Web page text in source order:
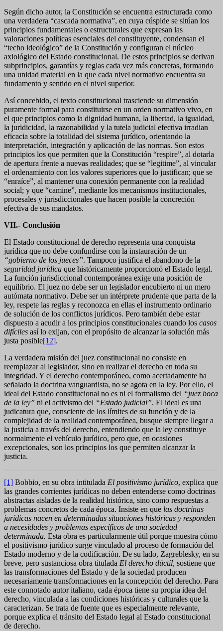
Según dicho autor, la Constitución se encuentra estructurada como
una verdadera “cascada normativa”, en cuya cúspide se sitúan los
principios fundamentales o estructurales que expresan las
valoraciones políticas esenciales del constituyente, condensan el
“techo ideológico” de la Constitución y configuran el núcleo
axiológico del Estado constitucional. De estos principios se derivan
subprincipios, garantías y reglas cada vez más concretas, formando
una unidad material en la que cada nivel normativo encuentra su
fundamento y sentido en el nivel superior.
Así concebido, el texto constitucional trasciende su dimensión
puramente formal para constituirse en un orden normativo vivo, en
el que principios como la dignidad humana, la libertad, la igualdad,
la juridicidad, la razonabilidad y la tutela judicial efectiva irradian
eficacia sobre la totalidad del sistema jurídico, orientando la
interpretación, integración y aplicación de las normas. Son estos
principios los que permiten que la Constitución “respire”, al dotarla
de apertura frente a nuevas realidades; que se “legitime”, al vincular
el ordenamiento con los valores superiores que lo justifican; que se
“enraíce”, al mantener una conexión permanente con la realidad
social; y que “camine”, mediante los mecanismos institucionales,
procesales y jurisdiccionales que hacen posible la concreción
efectiva de sus mandatos.
VII.- Conclusión
El Estado constitucional de derecho representa una conquista
jurídica que no debe confundirse con la instauración de un
“gobierno de los jueces”. Tampoco justifica el abandono de la
seguridad jurídica que históricamente proporcionó el Estado legal.
La función jurisdiccional contemporánea exige una posición de
equilibrio. El juez no debe ser un legislador encubierto ni un mero
autómata normativo. Debe ser un intérprete prudente que parta de la
ley, respete las reglas y reconozca en ellas el instrumento ordinario
de solución de los conflictos jurídicos. Pero también debe estar
dispuesto a acudir a los principios constitucionales cuando los casos
difíciles así lo exijan, con el propósito de alcanzar la solución más
justa posible[12].
La verdadera misión del juez constitucional no consiste en
reemplazar al legislador, sino en realizar el derecho en toda su
integridad. Y el derecho contemporáneo, como acertadamente ha
señalado la doctrina vanguardista, no se agota en la ley. Por ello, el
ideal del Estado constitucional no es ni el formalismo del “juez boca
de la ley” ni el activismo del “Estado judicial”. El ideal es una
judicatura que, consciente de los límites de su función y de la
complejidad de la realidad contemporánea, busque siempre llegar a
la justicia a través del derecho, entendiendo que la ley constituye
normalmente el vehículo jurídico, pero que, en ocasiones
excepcionales, son los principios los que permiten alcanzar la
justicia.
[1] Bobbio, en su obra intitulada El positivismo jurídico, explica que
las grandes corrientes jurídicas no deben entenderse como doctrinas
abstractas aisladas de la realidad histórica, sino como respuestas a
problemas concretos de cada época. Insiste en que las doctrinas
jurídicas nacen en determinadas situaciones históricas y responden
a necesidades y problemas específicos de una sociedad
determinada. Esta obra es particularmente útil porque muestra cómo
el positivismo jurídico surge vinculado al proceso de formación del
Estado moderno y de la codificación. De su lado, Zagreblesky, en su
breve, pero sustanciosa obra titulada El derecho dúctil, sostiene que
las transformaciones del Estado y de la sociedad producen
necesariamente transformaciones en la concepción del derecho. Para
este connotado autor italiano, cada época tiene su propia idea del
derecho, vinculada a las condiciones históricas y culturales que la
caracterizan. Se trata de fuente que es especialmente relevante,
porque explica el tránsito del Estado legal al Estado constitucional
de derecho.